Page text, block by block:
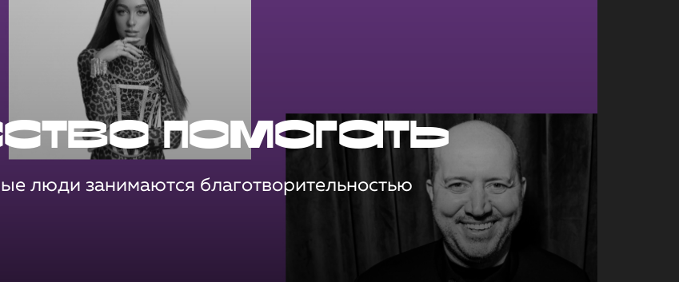
помогать
люди занимаются благотворительностью